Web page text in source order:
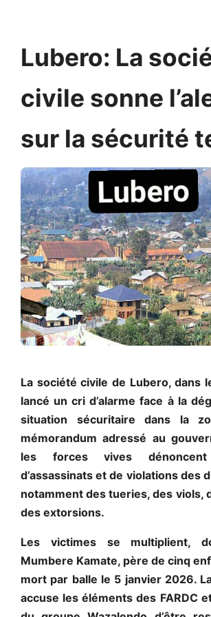
Lubero: La
civile sonne
sur la sécurité
La société civile de Lubero, dans
lancé un cri d’alarme face à la
situation sécuritaire dans la
mémorandum adressé au
les forces vives
d’assassinats et de violations des
notamment des tueries, des viols,
des extorsions.
Les victimes se multiplient,
Mumbere Kamate, père de cinq
mort par balle le 5 janvier 2026.
accuse les éléments des FARDC